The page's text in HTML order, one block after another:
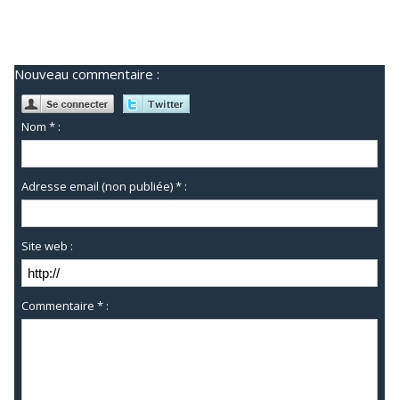
Nouveau commentaire :
Nom * :
Adresse email (non publiée) * :
Site web :
Commentaire * :